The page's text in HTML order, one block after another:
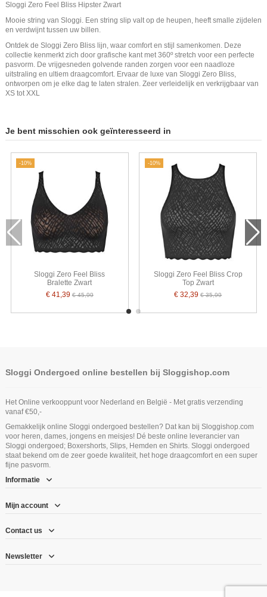
Sloggi Zero Feel Bliss Hipster Zwart
Mooie string van Sloggi. Een string slip valt op de heupen, heeft smalle zijdelen
en verdwijnt tussen uw billen.
Ontdek de Sloggi Zero Bliss lijn, waar comfort en stijl samenkomen. Deze
collectie kenmerkt zich door grafische kant met 360º stretch voor een perfecte
pasvorm. De vrijgesneden golvende randen zorgen voor een naadloze
uitstraling en ultiem draagcomfort. Ervaar de luxe van Sloggi Zero Bliss,
ontworpen om je elke dag te laten stralen. Zeer verleidelijk en verkrijgbaar van
XS tot XXL
Je bent misschien ook geïnteresseerd in
-10%
Sloggi Zero Feel Bliss
Bralette Zwart
€ 41,39€ 45,99
-10%
Sloggi Zero Feel Bliss Crop
Top Zwart
€ 32,39€ 35,99
Sloggi Ondergoed online bestellen bij Sloggishop.com
Het Online verkooppunt voor Nederland en België - Met gratis verzending
vanaf €50,-
Gemakkelijk online Sloggi ondergoed bestellen? Dat kan bij Sloggishop.com
voor heren, dames, jongens en meisjes! Dé beste online leverancier van
Sloggi ondergoed; Boxershorts, Slips, Hemden en Shirts. Sloggi ondergoed
staat bekend om de zeer goede kwaliteit, het hoge draagcomfort en een super
fijne pasvorm.
Informatie
Mijn account
Contact us
Newsletter